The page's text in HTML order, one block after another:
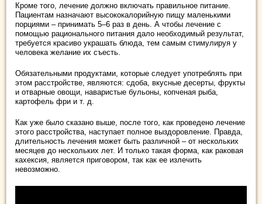
Кроме того, лечение должно включать правильное питание.
Пациентам назначают высококалорийную пищу маленькими
порциями – принимать 5–6 раз в день. А чтобы лечение с
помощью рационального питания дало необходимый результат,
требуется красиво украшать блюда, тем самым стимулируя у
человека желание их съесть.
Обязательными продуктами, которые следует употреблять при
этом расстройстве, являются: сдоба, вкусные десерты, фрукты
и отварные овощи, наваристые бульоны, копченая рыба,
картофель фри и т. д.
Как уже было сказано выше, после того, как проведено лечение
этого расстройства, наступает полное выздоровление. Правда,
длительность лечения может быть различной – от нескольких
месяцев до нескольких лет. И только такая форма, как раковая
кахексия, является приговором, так как ее излечить
невозможно.